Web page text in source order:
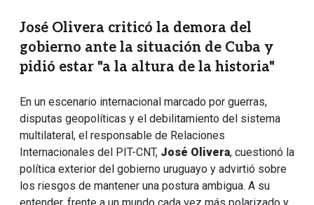
José Olivera criticó la demora del
gobierno ante la situación de Cuba y
pidió estar "a la altura de la historia"
En un escenario internacional marcado por guerras,
disputas geopolíticas y el debilitamiento del sistema
multilateral, el responsable de Relaciones
Internacionales del PIT-CNT, José Olivera, cuestionó la
política exterior del gobierno uruguayo y advirtió sobre
los riesgos de mantener una postura ambigua. A su
entender, frente a un mundo cada vez más polarizado y